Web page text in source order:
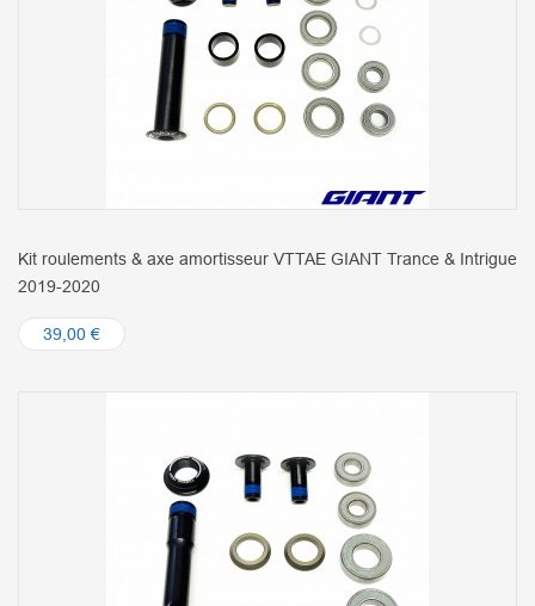
Kit roulements & axe amortisseur VTTAE GIANT Trance & Intrigue
2019-2020
39,00 €